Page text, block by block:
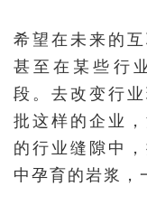
希望在未来的
甚至在某些行
段。去改变行
批这样的企业
的行业缝隙中
中孕育的岩浆，